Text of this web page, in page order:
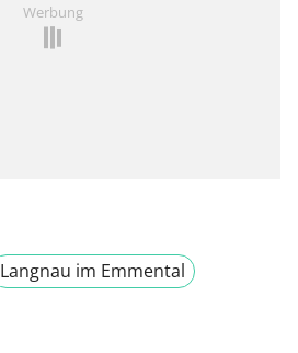
Werbung
Langnau im Emmental